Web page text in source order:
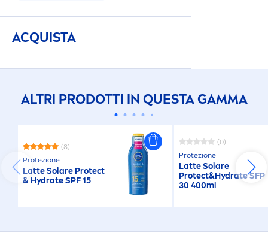
ACQUISTA
ALTRI PRODOTTI IN QUESTA GAMMA
(8)
Protezione
Latte Solare Protect
& Hydrate SPF 15
(0)
Protezione
Latte Solare
Protect&Hydrate SFP
30 400ml